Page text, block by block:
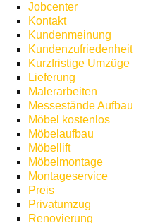
Jobcenter
Kontakt
Kundenmeinung
Kundenzufriedenheit
Kurzfristige Umzüge
Lieferung
Malerarbeiten
Messestände Aufbau
Möbel kostenlos
Möbelaufbau
Möbellift
Möbelmontage
Montageservice
Preis
Privatumzug
Renovierung